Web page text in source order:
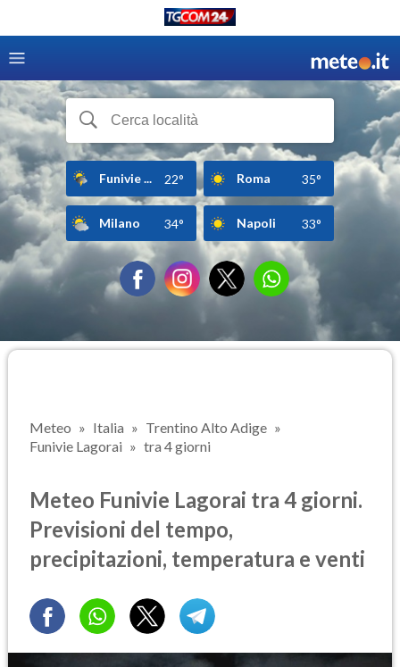
Funivie ... 22° Roma 35°
Milano 34° Napoli 33°
Meteo Italia
Trentino Alto Adige
Funivie Lagorai
tra 4 giorni
Meteo Funivie Lagorai tra 4 giorni.
Previsioni del tempo,
precipitazioni, temperatura e venti